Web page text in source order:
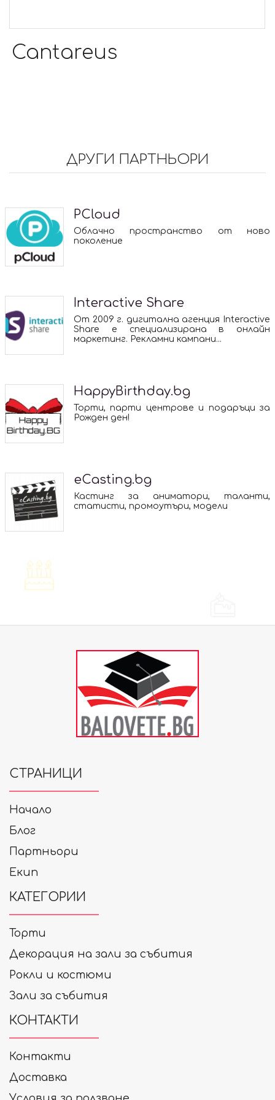
Cantareus
ДРУГИ ПАРТНЬОРИ
PCloud
Облачно пространство от ново
поколение
Interactive Share
От 2009 г. дигитална агенция Interactive
Share е специализирана в онлайн
маркетинг. Рекламни кампани...
HappyBirthday.bg
Торти, парти центрове и подаръци за
Рожден ден!
eCasting.bg
Кастинг за аниматори, таланти,
статисти, промоутъри, модели
СТРАНИЦИ
Начало
Блог
Партньори
Екип
КАТЕГОРИИ
Торти
Декорация на зали за събития
Рокли и костюми
Зали за събития
КОНТАКТИ
Контакти
Доставка